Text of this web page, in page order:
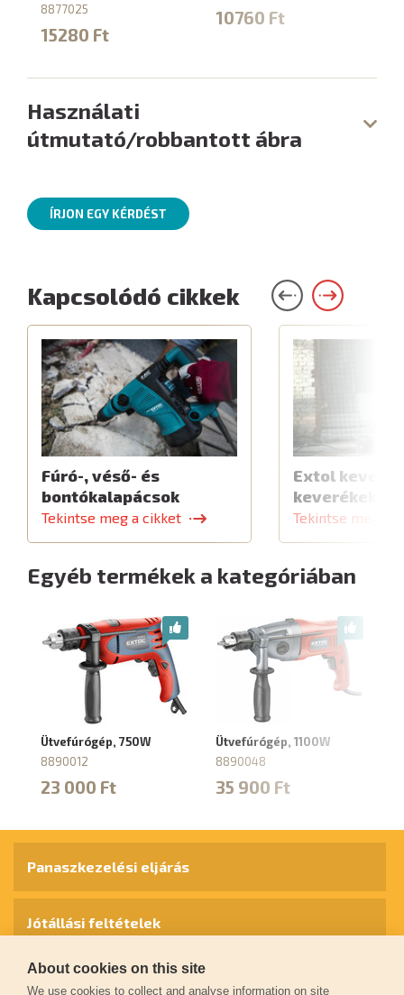
8877025
15280 Ft
10760 Ft
Használati
útmutató/robbantott ábra
ÍRJON EGY KÉRDÉST
Kapcsolódó cikkek
Fúró-, véső- és
bontókalapácsok
Tekintse meg a cikket
Extol
Tekintse meg a
Egyéb termékek a kategóriában
Ütvefúrógép, 750W
8890012
23 000 Ft
Ütvefúrógép, 1100W
8890048
35 900 Ft
Panaszkezelési eljárás
Jótállási feltételek
Személyes adatok védelme
About cookies on this site
We use cookies to collect and analyse information on site